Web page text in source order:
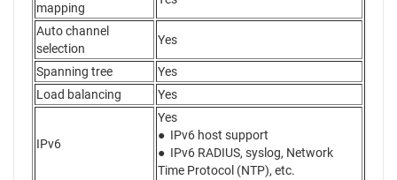
mapping
Auto channel
selection
Yes
Spanning tree
Yes
Load balancing
Yes
IPv6
Yes
● IPv6 host support
● IPv6 RADIUS, syslog, Network
Time Protocol (NTP), etc.